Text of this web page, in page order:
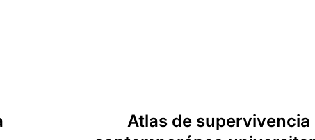
Atlas de